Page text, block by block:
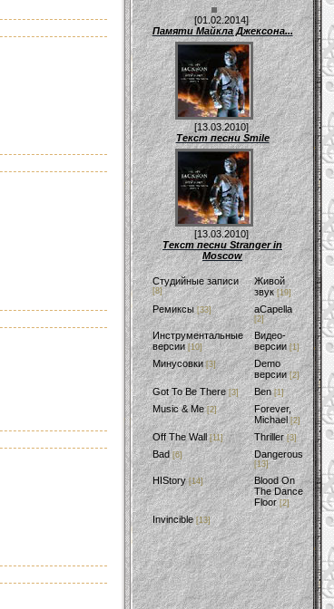
[01.02.2014]
Памяти Майкла Джексона...
[13.03.2010]
Текст песни Smile
[13.03.2010]
Текст песни Stranger in
Moscow
Студийные записи
[8]
Живой
звук [19]
Ремиксы [33] aCapella
[2]
Инструментальные
версии [10]
Видео-
версии [1]
Минусовки [3]
Demo
версии [2]
Got To Be There [3] Ben [1]
Music & Me [2]
Forever,
Michael [2]
Off The Wall [11] Thriller [3]
Bad [6] Dangerous
[13]
HIStory [14]
Blood On
The Dance
Floor [2]
Invincible [13]